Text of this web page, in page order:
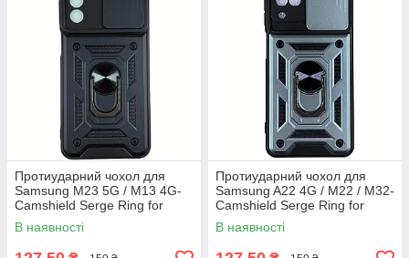
Протиударний чохол для
Samsung M23 5G / M13 4G-
Camshield Serge Ring for
Magnet чорний
В наявності
Протиударний чохол для
Samsung A22 4G / M22 / M32-
Camshield Serge Ring for
Magnet зелений
В наявності